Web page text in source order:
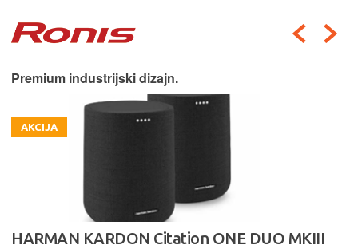
Premium industrijski dizajn.
AKCIJA
HARMAN KARDON Citation ONE DUO MKIII